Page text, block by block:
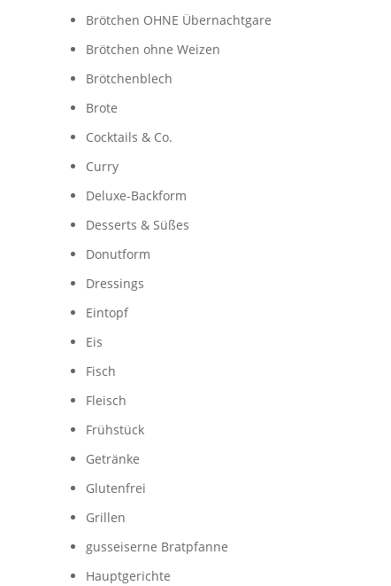
Brötchen OHNE Übernachtgare
Brötchen ohne Weizen
Brötchenblech
Brote
Cocktails & Co.
Curry
Deluxe-Backform
Desserts & Süßes
Donutform
Dressings
Eintopf
Eis
Fisch
Fleisch
Frühstück
Getränke
Glutenfrei
Grillen
gusseiserne Bratpfanne
Hauptgerichte